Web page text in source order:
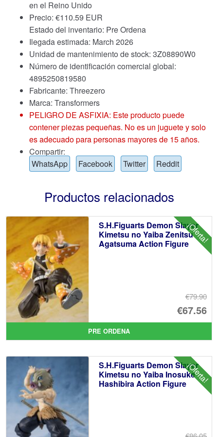
en el Reino Unido
Precio: €110.59 EUR
Estado del inventario: Pre Ordena
Ilegada estimada: March 2026
Unidad de mantenimiento de stock: 3Z08890W0
Número de identificación comercial global:
4895250819580
Fabricante: Threezero
Marca: Transformers
PELIGRO DE ASFIXIA: Este producto puede
contener piezas pequeñas. No es un juguete y solo
es adecuado para personas mayores de 15 años.
Compartir:
WhatsApp
Facebook Twitter Reddit
Productos relacionados
¡Oferta!
S.H.Figuarts Demon Slayer
Kimetsu no Yaiba Zenitsu
Agatsuma Action Figure
€79.90
El
€67.56
El
PRE ORDENA
¡Oferta!
S.H.Figuarts Demon Slayer
Kimetsu no Yaiba Inosuke
Hashibira Action Figure